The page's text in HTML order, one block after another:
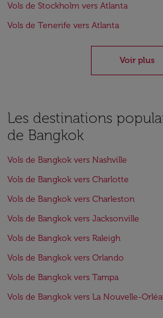
Vols de Stockholm vers Atlanta
Vols de Tenerife vers Atlanta
Voir plus
Les destinations
de Bangkok
Vols de Bangkok vers Nashville
Vols de Bangkok vers Charlotte
Vols de Bangkok vers Charleston
Vols de Bangkok vers Jacksonville
Vols de Bangkok vers Raleigh
Vols de Bangkok vers Orlando
Vols de Bangkok vers Tampa
Vols de Bangkok vers La Nouvelle-